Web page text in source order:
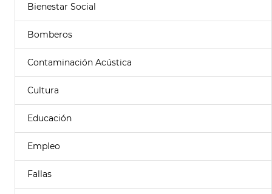
Bienestar Social
Bomberos
Contaminación Acústica
Cultura
Educación
Empleo
Fallas